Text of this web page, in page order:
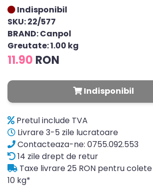
Indisponibil
SKU: 22/577
BRAND: Canpol
Greutate: 1.00 kg
11.90 RON
Indisponibil
Pretul include TVA
Livrare 3-5 zile lucratoare
Contacteaza-ne: 0755.092.553
14 zile drept de retur
Taxe livrare 25 RON pentru
10 kg*